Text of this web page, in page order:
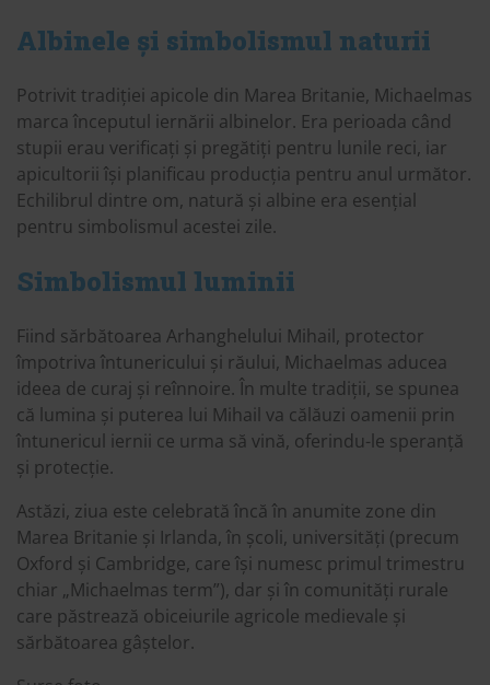
Albinele și simbolismul naturii
Potrivit tradiției apicole din Marea Britanie, Michaelmas
marca începutul iernării albinelor. Era perioada când
stupii erau verificați și pregătiți pentru lunile reci, iar
apicultorii își planificau producția pentru anul următor.
Echilibrul dintre om, natură și albine era esențial
pentru simbolismul acestei zile.
Simbolismul luminii
Fiind sărbătoarea Arhanghelului Mihail, protector
împotriva întunericului și răului, Michaelmas aducea
ideea de curaj și reînnoire. În multe tradiții, se spunea
că lumina și puterea lui Mihail va călăuzi oamenii prin
întunericul iernii ce urma să vină, oferindu-le speranță
și protecție.
Astăzi, ziua este celebrată încă în anumite zone din
Marea Britanie și Irlanda, în școli, universități (precum
Oxford și Cambridge, care își numesc primul trimestru
chiar „Michaelmas term”), dar și în comunități rurale
care păstrează obiceiurile agricole medievale și
sărbătoarea gâștelor.